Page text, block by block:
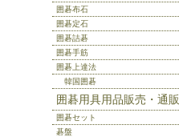
囲碁布石
囲碁定石
囲碁詰碁
囲碁手筋
囲碁上達法
韓国囲碁
囲碁用具用品販売・通販
囲碁セット
碁盤